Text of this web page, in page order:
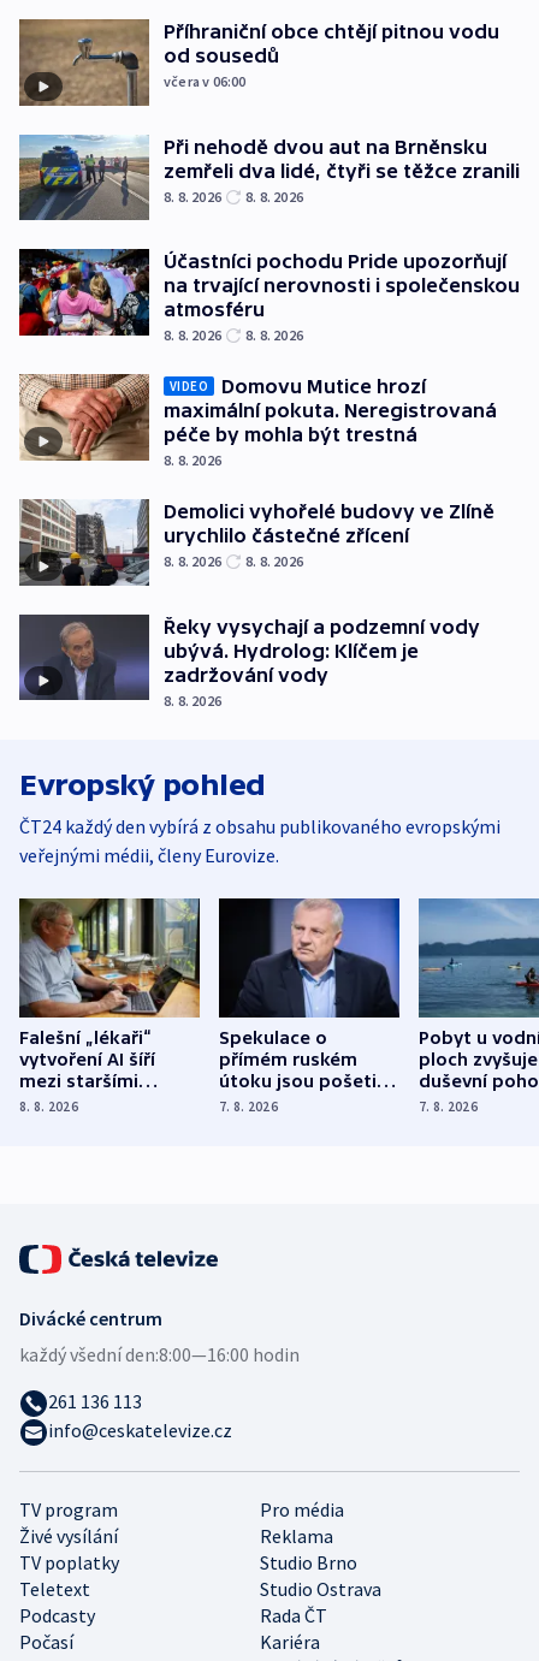
Příhraniční obce chtějí pitnou vodu
od sousedů
včera v 06:00
Při nehodě dvou aut na Brněnsku
zemřeli dva lidé, čtyři se těžce zranili
8. 8. 2026 8. 8. 2026
Účastníci pochodu Pride upozorňují
na trvající nerovnosti i společenskou
atmosféru
8. 8. 2026 8. 8. 2026
VIDEO
Domovu Mutice hrozí
maximální pokuta. Neregistrovaná
péče by mohla být trestná
8. 8. 2026
Demolici vyhořelé budovy ve Zlíně
urychlilo částečné zřícení
8. 8. 2026 8. 8. 2026
Řeky vysychají a podzemní vody
ubývá. Hydrolog: Klíčem je
zadržování vody
8. 8. 2026
Evropský pohled
ČT24 každý den vybírá z obsahu publikovaného evropskými
veřejnými médii, členy Eurovize.
Falešní „lékaři“
vytvoření AI šíří
mezi staršími
Poláky nebezpečné
8. 8. 2026
Spekulace o
přímém ruském
útoku jsou pošetilé,
míní estonský
7. 8. 2026
Pobyt u
ploch zvyšuje
duševní
ukázala
7. 8. 2026
TV program
Pro média
Živé vysílání
Reklama
TV poplatky
Studio Brno
Teletext
Studio Ostrava
Podcasty
Rada ČT
Počasí
Kariéra
Divácké centrum
každý všední den:8:00—16:00 hodin
261 136 113
info@ceskatelevize.cz